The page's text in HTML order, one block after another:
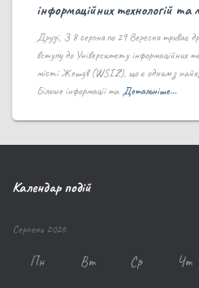
інформаційних технологій
Друзі, З 8 серпня по 29 Вересня триває
вступу до Університету інформаційних
місті Жешув (WSIZ), що є одним з
Більше інформації та Детальніше…
Календар подій
Серпень 2026
Пн Вт Ср Чт